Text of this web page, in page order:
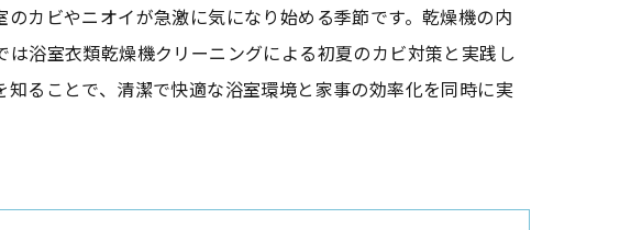
カビやニオイが急激に気になり始める季節です。乾燥機の内
浴室衣類乾燥機クリーニングによる初夏のカビ対策と実践し
ることで、清潔で快適な浴室環境と家事の効率化を同時に実